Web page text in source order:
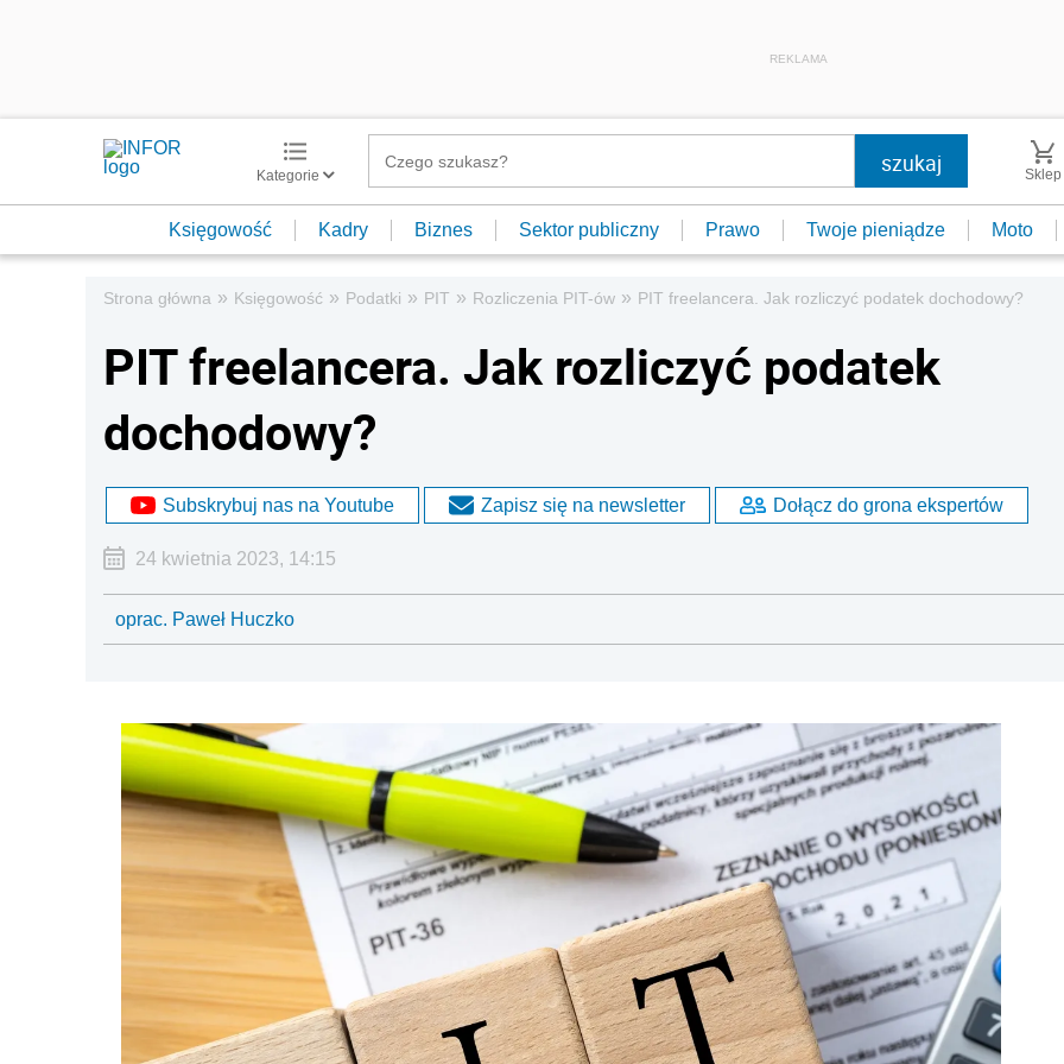
REKLAMA
Kategorie Sklep
Księgowość Kadry Biznes Sektor publiczny Prawo Twoje pieniądze Moto
Strona główna » Księgowość » Podatki » PIT » Rozliczenia PIT-ów » PIT freelancera. Jak rozliczyć podatek dochodowy?
PIT freelancera. Jak rozliczyć podatek
dochodowy?
Subskrybuj nas na Youtube Zapisz się na newsletter Dołącz do grona ekspertów
24 kwietnia 2023, 14:15
oprac. Paweł Huczko